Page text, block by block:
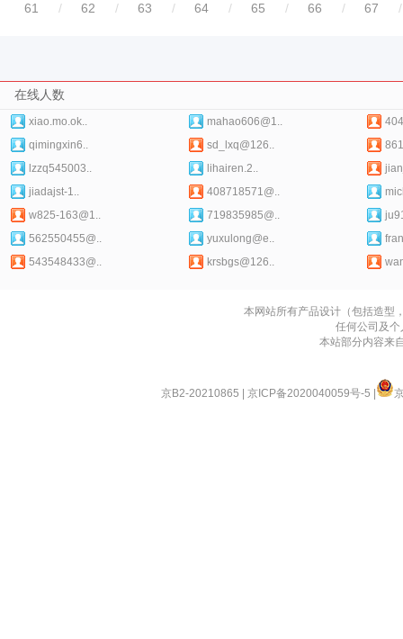
61 / 62 / 63 / 64 / 65 / 66 / 67 /
在线人数
xiao.mo.ok.. mahao606@1..
qimingxin6..
sd_lxq@126..
lzzq545003..
lihairen.2..
jiadajst-1..
408718571@..
w825-163@1..
719835985@..
562550455@..
yuxulong@e..
543548433@..
krsbgs@126..
本网站所有产品设计（包括造型
任何公司及
本站部分内容来
京B2-20210865 京ICP备2020040059号-5